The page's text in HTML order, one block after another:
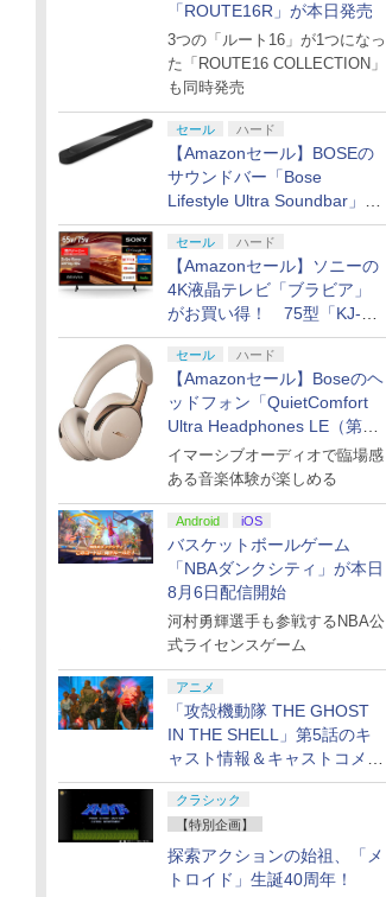
「ROUTE16R」が本日発売
3つの「ルート16」が1つになっ
た「ROUTE16 COLLECTION」
も同時発売
セール ハード
【Amazonセール】BOSEの
サウンドバー「Bose
Lifestyle Ultra Soundbar」
や、サブウーファー「Bose
Lifestyle Ultra Subwoofer」
などお買い得！
セール ハード
【Amazonセール】ソニーの
4K液晶テレビ「ブラビア」
がお買い得！ 75型「KJ-
75X75WL」などラインナッ
プ
セール ハード
【Amazonセール】Boseのヘ
ッドフォン「QuietComfort
Ultra Headphones LE（第2
世代）」などお買い得価格で
登場
イマーシブオーディオで臨場感
ある音楽体験が楽しめる
Android iOS
バスケットボールゲーム
「NBAダンクシティ」が本日
8月6日配信開始
河村勇輝選手も参戦するNBA公
式ライセンスゲーム
アニメ
「攻殻機動隊 THE GHOST
IN THE SHELL」第5話のキ
ャスト情報＆キャストコメン
ト、エンドカードを公開！
クラシック
【特別企画】
探索アクションの始祖、「メ
トロイド」生誕40周年！